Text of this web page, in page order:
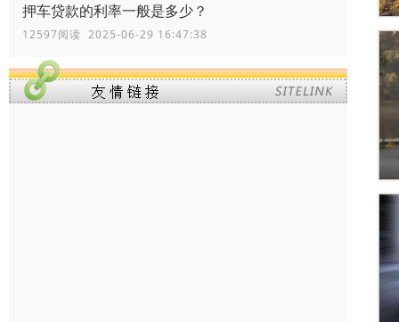
押车贷款的利率一般是多少？
12597阅读 2025-06-29 16:47:38